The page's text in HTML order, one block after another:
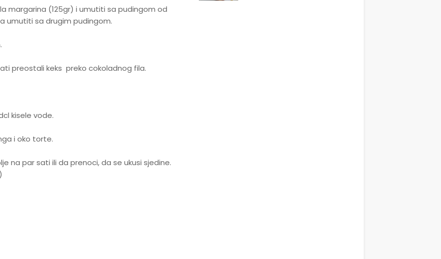
margarina (125gr) i umutiti sa pudingom od
umutiti sa drugim pudingom.
preostali keks preko cokoladnog fila.
kisele vode.
i oko torte.
na par sati ili da prenoci, da se ukusi sjedine.